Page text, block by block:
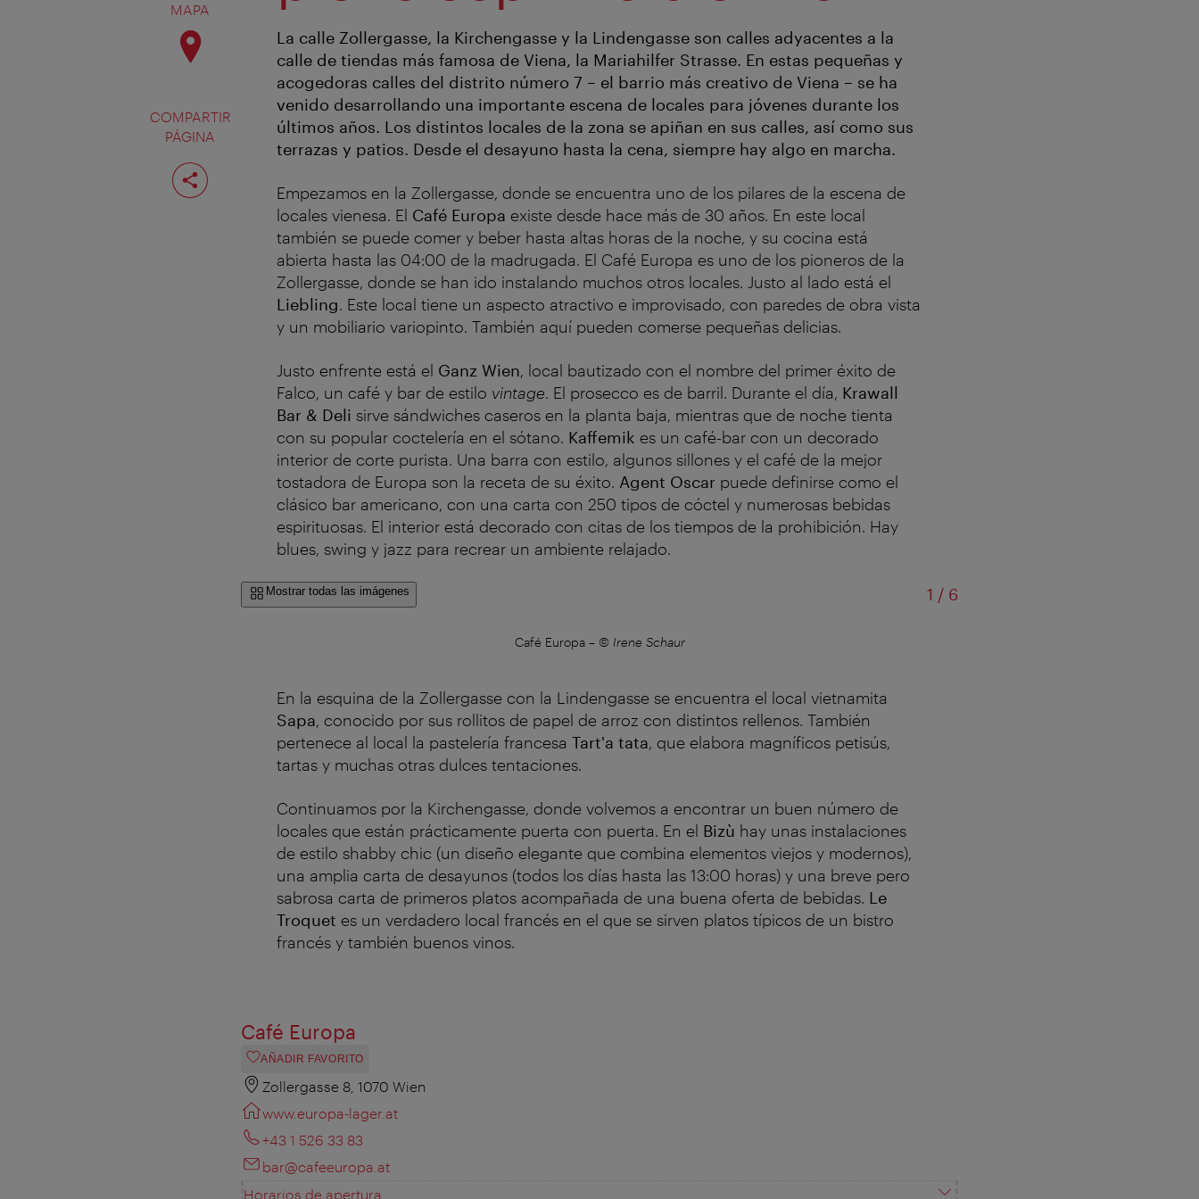
MAPA
COMPARTIR
PÁGINA
Compartir
página
La calle Zollergasse, la Kirchengasse y la Lindengasse son calles adyacentes a la
calle de tiendas más famosa de Viena, la Mariahilfer Strasse. En estas pequeñas y
acogedoras calles del distrito número 7 – el barrio más creativo de Viena – se ha
venido desarrollando una importante escena de locales para jóvenes durante los
últimos años. Los distintos locales de la zona se apiñan en sus calles, así como sus
terrazas y patios. Desde el desayuno hasta la cena, siempre hay algo en marcha.
Empezamos en la Zollergasse, donde se encuentra uno de los pilares de la escena de
locales vienesa. El Café Europa existe desde hace más de 30 años. En este local
también se puede comer y beber hasta altas horas de la noche, y su cocina está
abierta hasta las 04:00 de la madrugada. El Café Europa es uno de los pioneros de la
Zollergasse, donde se han ido instalando muchos otros locales. Justo al lado está el
Liebling. Este local tiene un aspecto atractivo e improvisado, con paredes de obra vista
y un mobiliario variopinto. También aquí pueden comerse pequeñas delicias.
Justo enfrente está el Ganz Wien, local bautizado con el nombre del primer éxito de
Falco, un café y bar de estilo vintage. El prosecco es de barril. Durante el día, Krawall
Bar & Deli sirve sándwiches caseros en la planta baja, mientras que de noche tienta
con su popular coctelería en el sótano. Kaffemik es un café-bar con un decorado
interior de corte purista. Una barra con estilo, algunos sillones y el café de la mejor
tostadora de Europa son la receta de su éxito. Agent Oscar puede definirse como el
clásico bar americano, con una carta con 250 tipos de cóctel y numerosas bebidas
espirituosas. El interior está decorado con citas de los tiempos de la prohibición. Hay
blues, swing y jazz para recrear un ambiente relajado.
Mostrar todas las imágenes 1 /de
6
Café Europa– © Irene Schaur
En la esquina de la Zollergasse con la Lindengasse se encuentra el local vietnamita
Sapa, conocido por sus rollitos de papel de arroz con distintos rellenos. También
pertenece al local la pastelería francesa Tart'a tata, que elabora magníficos petisús,
tartas y muchas otras dulces tentaciones.
Continuamos por la Kirchengasse, donde volvemos a encontrar un buen número de
locales que están prácticamente puerta con puerta. En el Bizù hay unas instalaciones
de estilo shabby chic (un diseño elegante que combina elementos viejos y modernos),
una amplia carta de desayunos (todos los días hasta las 13:00 horas) y una breve pero
sabrosa carta de primeros platos acompañada de una buena oferta de bebidas. Le
Troquet es un verdadero local francés en el que se sirven platos típicos de un bistro
francés y también buenos vinos.
Café Europa
AÑADIR FAVORITO
Zollergasse 8, 1070 Wien
www.europa-lager.at
+43 1 526 33 83
bar@cafeeuropa.at
Horarios de apertura